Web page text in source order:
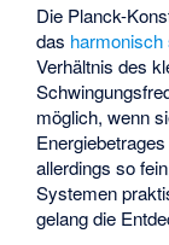
Die Planck-
das
Verhältnis des
möglich, wenn
allerdings so
Systemen
gelang die